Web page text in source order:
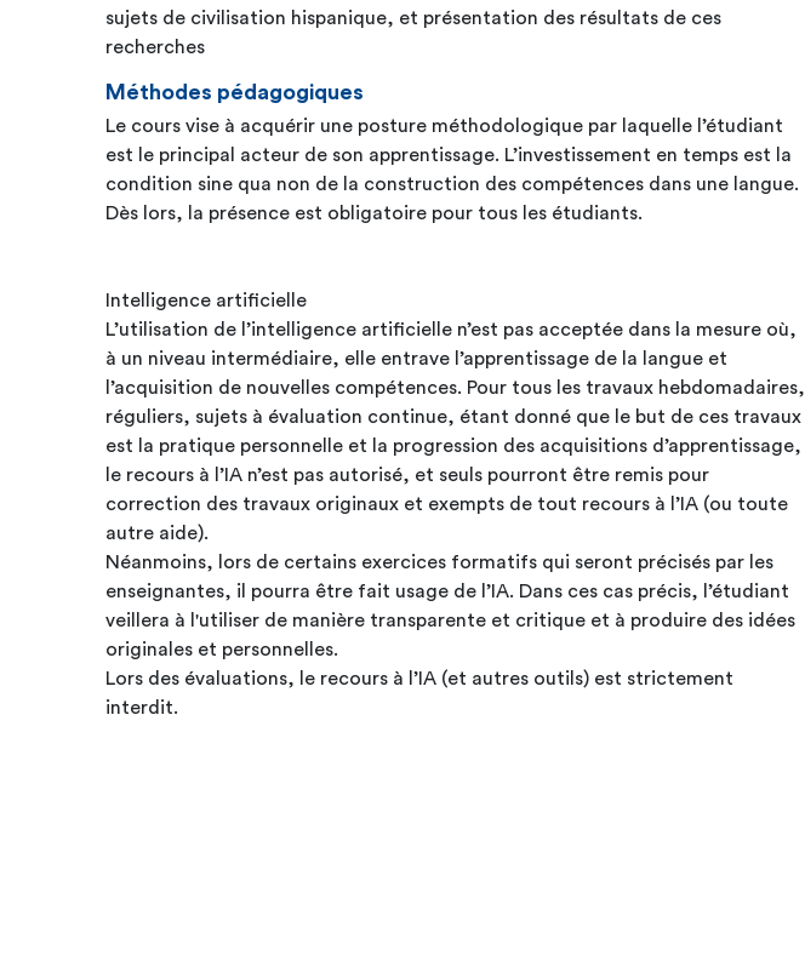
sujets de civilisation hispanique, et présentation des résultats de ces
recherches
Méthodes pédagogiques
Le cours vise à acquérir une posture méthodologique par laquelle l’étudiant
est le principal acteur de son apprentissage. L’investissement en temps est la
condition sine qua non de la construction des compétences dans une langue.
Dès lors, la présence est obligatoire pour tous les étudiants.
Intelligence artificielle
L’utilisation de l’intelligence artificielle n’est pas acceptée dans la mesure où,
à un niveau intermédiaire, elle entrave l’apprentissage de la langue et
l’acquisition de nouvelles compétences. Pour tous les travaux hebdomadaires,
réguliers, sujets à évaluation continue, étant donné que le but de ces travaux
est la pratique personnelle et la progression des acquisitions d’apprentissage,
le recours à l’IA n’est pas autorisé, et seuls pourront être remis pour
correction des travaux originaux et exempts de tout recours à l’IA (ou toute
autre aide).
Néanmoins, lors de certains exercices formatifs qui seront précisés par les
enseignantes, il pourra être fait usage de l’IA. Dans ces cas précis, l’étudiant
veillera à l'utiliser de manière transparente et critique et à produire des idées
originales et personnelles.
Lors des évaluations, le recours à l’IA (et autres outils) est strictement
interdit.